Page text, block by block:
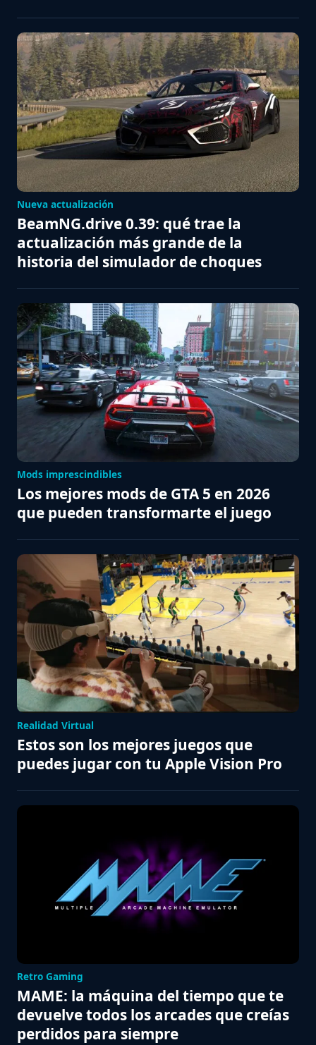
Nueva actualización
BeamNG.drive 0.39: qué trae la
actualización más grande de la
historia del simulador de choques
Mods imprescindibles
Los mejores mods de GTA 5 en 2026
que pueden transformarte el juego
Realidad Virtual
Estos son los mejores juegos que
puedes jugar con tu Apple Vision Pro
Retro Gaming
MAME: la máquina del tiempo que te
devuelve todos los arcades que creías
perdidos para siempre